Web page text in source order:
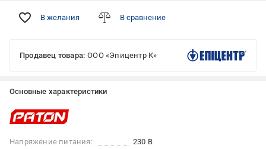
В желания В сравнение
Продавец товара: ООО «Эпицентр К»
Основные характеристики
Напряжение питания:
230 В